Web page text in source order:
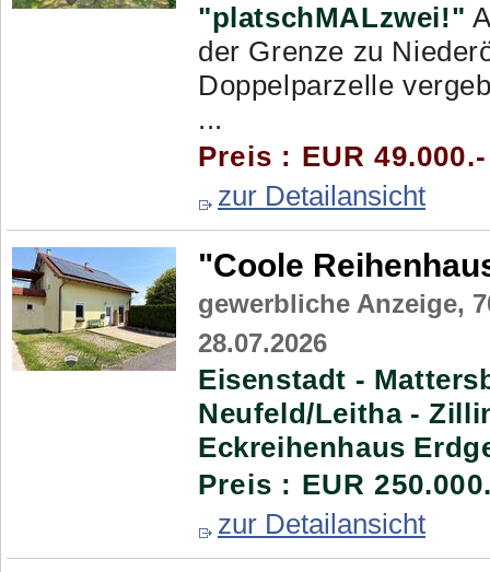
"platschMALzwei!"
der Grenze zu
Doppelparzelle
...
Preis : EUR
zur Detailansicht
"Coole
gewerbliche Anzeige,
28.07.2026
Eisenstadt -
Neufeld/Leitha -
Eckreihenhaus
Preis : EUR
zur Detailansicht